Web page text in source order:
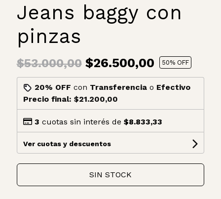
Jeans baggy con
pinzas
$53.000,00$26.500,00 50% OFF
20% OFF con Transferenciao Efectivo
Precio final: $21.200,00
3 cuotas sin interés de $8.833,33
Ver cuotas y descuentos
SIN STOCK